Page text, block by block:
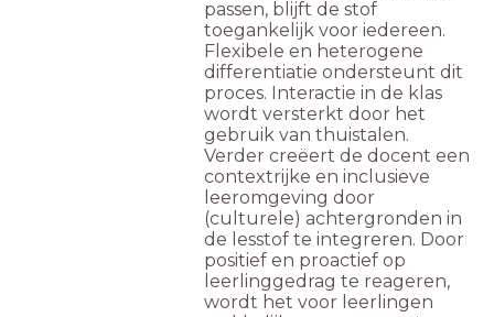
passen, blijft de stof
toegankelijk voor iedereen.
Flexibele en heterogene
differentiatie ondersteunt dit
proces. Interactie in de klas
wordt versterkt door het
gebruik van thuistalen.
Verder creëert de docent een
contextrijke en inclusieve
leeromgeving door
(culturele) achtergronden in
de lesstof te integreren. Door
positief en proactief op
leerlinggedrag te reageren,
wordt het voor leerlingen